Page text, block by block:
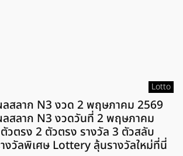
Lotto
สลาก N3 งวด 2 พฤษภาคม 2569
สลาก N3 งวดวันที่ 2 พฤษภาคม
วตรง 2 ตัวตรง รางวัล 3 ตัวสลับ
งวัลพิเศษ Lottery ลุ้นรางวัลใหม่ที่นี่